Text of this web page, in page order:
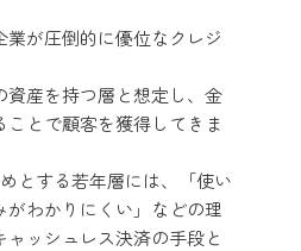
業が圧倒的に優位なクレジ
資産を持つ層と想定し、金
とで顧客を獲得してきま
とする若年層には、「使い
がわかりにくい」などの理
ッシュレス決済の手段と